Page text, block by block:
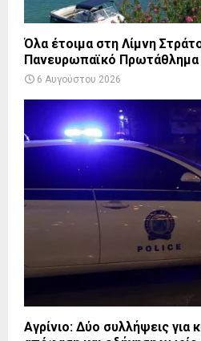
Όλα έτοιμα στη Λίμνη
Πανευρωπαϊκό Πρωτάθλημα
6 Αυγούστου 2026
Αγρίνιο: Δύο συλλήψεις για